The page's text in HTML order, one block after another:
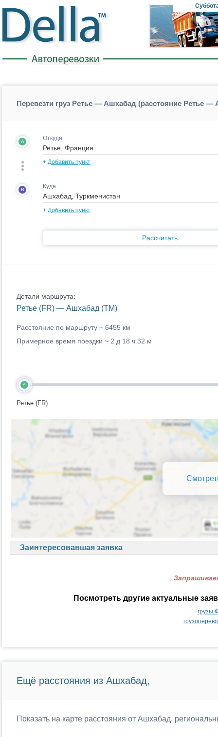
Перевезти груз Ретье — Ашхабад (расстояние Ретье —
A Откуда
+ Добавить пункт
B Куда
+ Добавить пункт
Рассчитать
Детали маршрута:
Ретье (FR) — Ашхабад (TM)
Расстояние по маршруту ~ 6455 км
Примерное время поездки ~ 2 д 18 ч 32 м
A
Ретье (FR)
Заинтересовавшая заявка
Посмотреть другие актуальные
грузы
Ещё расстояния из Ашхабад,
Показать на карте расстояния от Ашхабад,